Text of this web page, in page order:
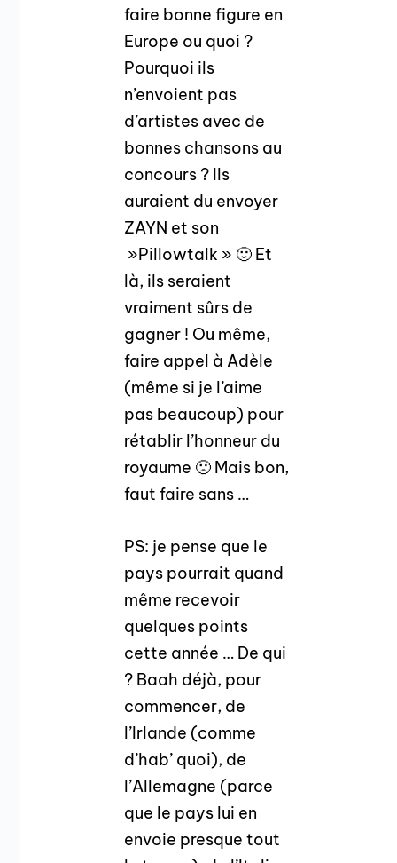
faire bonne figure en
Europe ou quoi ?
Pourquoi ils
n’envoient pas
d’artistes avec de
bonnes chansons au
concours ? Ils
auraient du envoyer
ZAYN et son
»Pillowtalk » 🙂 Et
là, ils seraient
vraiment sûrs de
gagner ! Ou même,
faire appel à Adèle
(même si je l’aime
pas beaucoup) pour
rétablir l’honneur du
royaume 🙁 Mais bon,
faut faire sans …
PS: je pense que le
pays pourrait quand
même recevoir
quelques points
cette année … De qui
? Baah déjà, pour
commencer, de
l’Irlande (comme
d’hab’ quoi), de
l’Allemagne (parce
que le pays lui en
envoie presque tout